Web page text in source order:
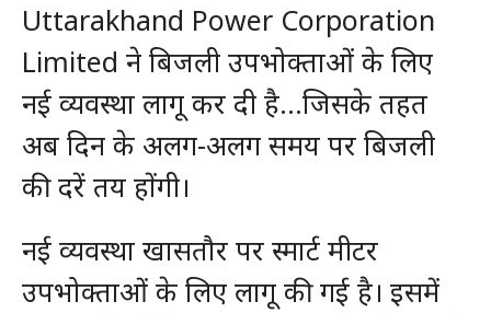
Uttarakhand Power Corporation
Limited ने बिजली उपभोक्ताओं के लिए
नई व्यवस्था लागू कर दी है…जिसके तहत
अब दिन के अलग-अलग समय पर बिजली
की दरें तय होंगी।
नई व्यवस्था खासतौर पर स्मार्ट मीटर
उपभोक्ताओं के लिए लागू की गई है। इसमें